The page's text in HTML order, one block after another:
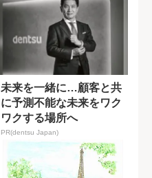
未来を一緒に…顧客と共
に予測不能な未来をワク
ワクする場所へ
PR(dentsu Japan)